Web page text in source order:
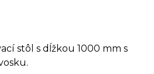
stôl s dĺžkou 1000 mm s